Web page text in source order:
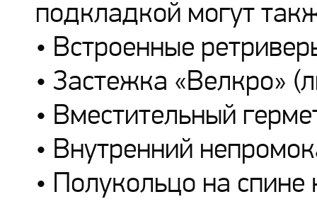
подкладкой могут
• Встроенные
• Застежка «Велкро»
• Вместительный
• Внутренний
• Полукольцо на